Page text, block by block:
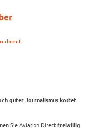
guter Journalismus kostet
Sie Aviation.Direct freiwillig